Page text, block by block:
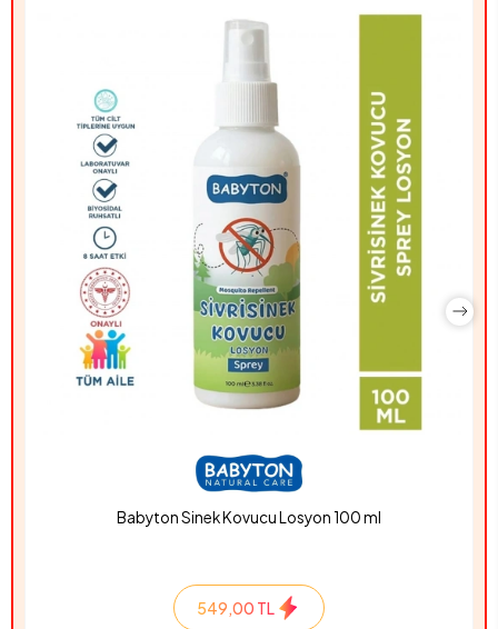
Babyton Sinek Kovucu Losyon 100 ml
549,00 TL